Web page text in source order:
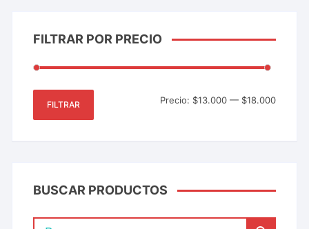
FILTRAR POR PRECIO
FILTRAR Precio: $13.000— $18.000
BUSCAR PRODUCTOS